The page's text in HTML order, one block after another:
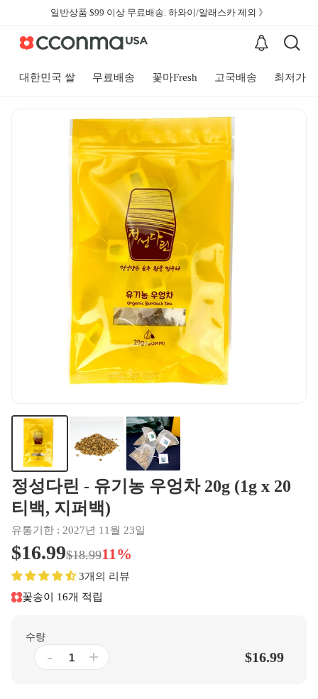
일반상품 $99 이상 무료배송. 하와이/알래스카 제외 》
대한민국 쌀 무료배송 꽃마Fresh 고국배송 최저가
정성다린 - 유기농 우엉차 20g (1g x 20
티백, 지퍼백)
유통기한 : 2027년 11월 23일
$16.99$18.9911%
3개의 리뷰
꽃송이 16개 적립
수량
- + $16.99